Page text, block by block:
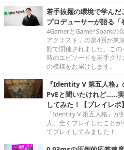
若手抜擢の環境で学ん
プロデューサーが語る
4GamerとGame*Sparkの
アクエスト」の第4回が東
館で開催されました。こ
時のエピソードを若手ク
の模様をお届けします。
『Identity V 第五人格
PvEと聞いたけれど……
してみた！【プレイレポ】
『Identity V 第五人格』
人、全くプレイしたこと
てプレイしてみました！